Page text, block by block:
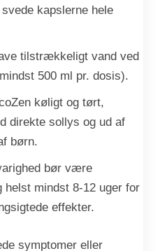
kapslerne hele
tilstrækkeligt vand ved
500 ml pr. dosis).
køligt og tørt,
direkte sollys og ud af
børn.
bør være
helst mindst 8-12 uger for
effekter.
symptomer eller